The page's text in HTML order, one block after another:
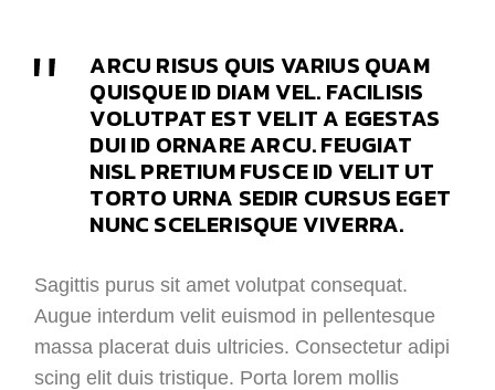
ARCU RISUS QUIS VARIUS QUAM
QUISQUE ID DIAM VEL. FACILISIS
VOLUTPAT EST VELIT A EGESTAS
DUI ID ORNARE ARCU. FEUGIAT
NISL PRETIUM FUSCE ID VELIT UT
TORTO URNA SEDIR CURSUS EGET
NUNC SCELERISQUE VIVERRA.
Sagittis purus sit amet volutpat consequat.
Augue interdum velit euismod in pellentesque
massa placerat duis ultricies. Consectetur adipi
scing elit duis tristique. Porta lorem mollis